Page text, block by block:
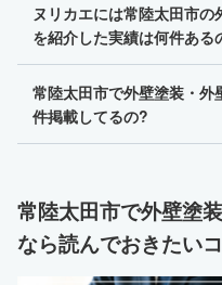
ヌリカエには常陸太田市
を紹介した実績は何件ある
常陸太田市で外壁塗装・
件掲載してるの?
常陸太田市で外壁塗
なら読んでおきたい